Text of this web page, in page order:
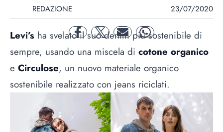
REDAZIONE 23/07/2020
facebooktwitter mail whatsapp
Levi’s ha svelato il suo denim più sostenibile di
sempre, usando una miscela di cotone organico
e Circulose, un nuovo materiale organico
sostenibile realizzato con jeans riciclati.